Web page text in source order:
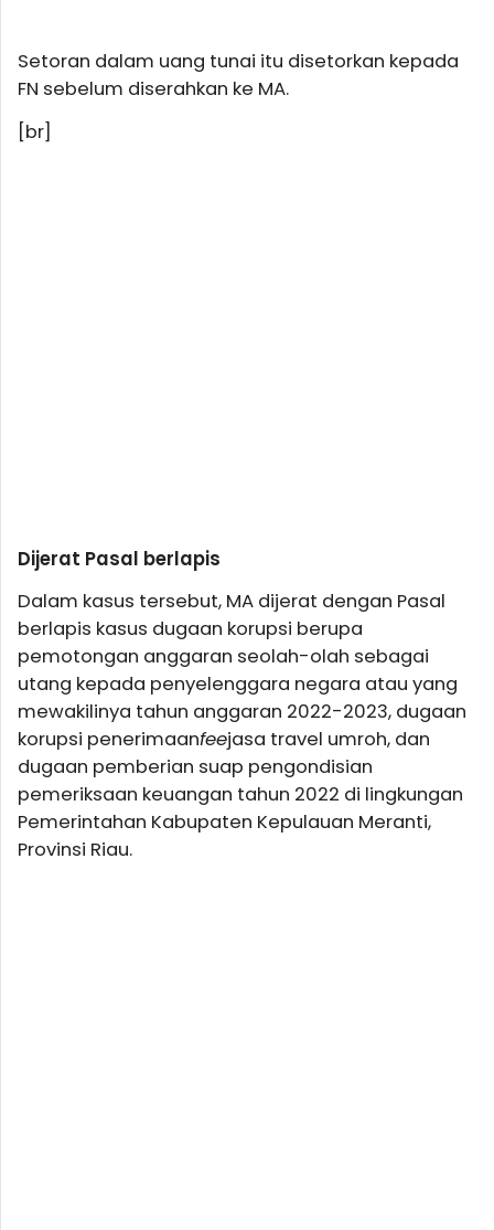
Setoran dalam uang tunai itu disetorkan kepada
FN sebelum diserahkan ke MA.
[br]
Dijerat Pasal berlapis
Dalam kasus tersebut, MA dijerat dengan Pasal
berlapis kasus dugaan korupsi berupa
pemotongan anggaran seolah-olah sebagai
utang kepada penyelenggara negara atau yang
mewakilinya tahun anggaran 2022-2023, dugaan
korupsi penerimaanfeejasa travel umroh, dan
dugaan pemberian suap pengondisian
pemeriksaan keuangan tahun 2022 di lingkungan
Pemerintahan Kabupaten Kepulauan Meranti,
Provinsi Riau.